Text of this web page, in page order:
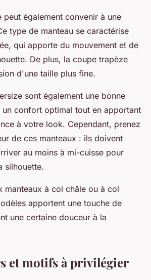
peut également convenir à une
type de manteau se caractérise
qui apporte du mouvement et de
De plus, la coupe trapèze
d'une taille plus fine.
sont également une bonne
confort optimal tout en apportant
à votre look. Cependant, prenez
de ces manteaux : ils doivent
au moins à mi-cuisse pour
silhouette.
manteaux à col châle ou à col
apportent une touche de
une certaine douceur à la
et motifs à privilégier